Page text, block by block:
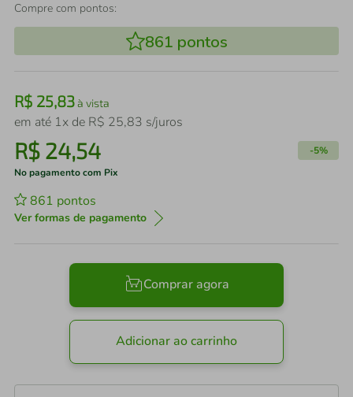
Compre com pontos:
861 pontos
R$ 25,83à vista
em até 1x de R$ 25,83 s/juros
R$ 24,54 -5%
No pagamento com Pix
861 pontos
Ver formas de pagamento
Comprar agora
Adicionar ao carrinho